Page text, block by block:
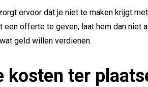
ervoor dat je niet te maken krijgt
offerte te geven, laat hem dan niet
geld willen verdienen.
kosten ter